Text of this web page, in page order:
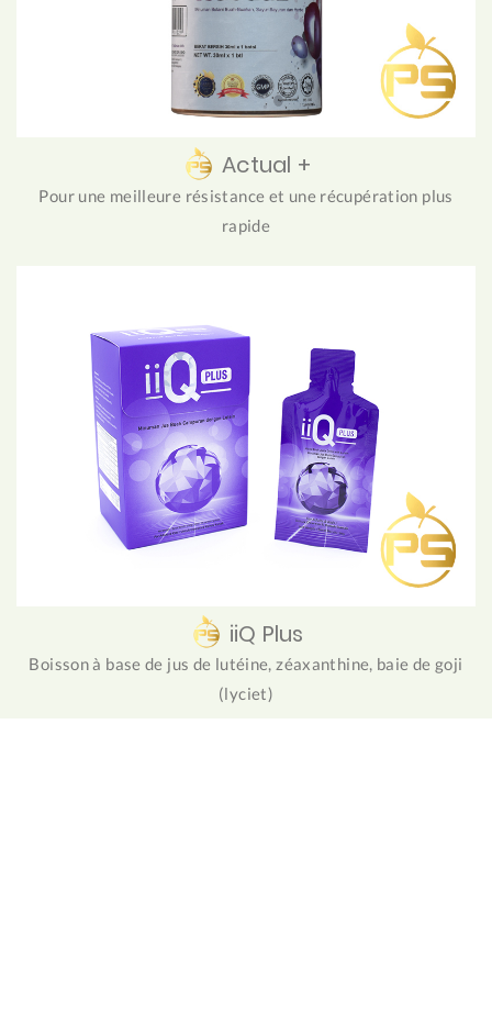
Actual +
Pour une meilleure résistance et une récupération plus
rapide
iiQ Plus
Boisson à base de jus de lutéine, zéaxanthine, baie de goji
(lyciet)